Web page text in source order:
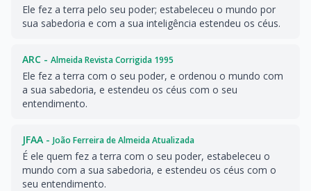
Ele fez a terra pelo seu poder; estabeleceu o mundo por
sua sabedoria e com a sua inteligência estendeu os céus.
ARC - Almeida Revista Corrigida 1995
Ele fez a terra com o seu poder, e ordenou o mundo com
a sua sabedoria, e estendeu os céus com o seu
entendimento.
JFAA - João Ferreira de Almeida Atualizada
É ele quem fez a terra com o seu poder, estabeleceu o
mundo com a sua sabedoria, e estendeu os céus com o
seu entendimento.